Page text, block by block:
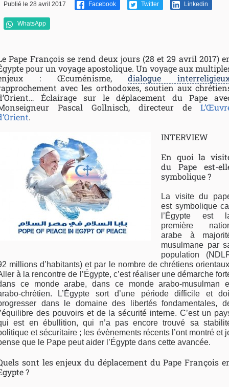
Publié le 28 avril 2017 Facebook Twitter Linkedin
WhatsApp
Pape François se rend deux jours (28 et 29 avril 2017)
pour un voyage apostolique. Un voyage aux
: Œcuménisme,dialogue
avec les orthodoxes, soutien aux
Éclairage sur le déplacement du Pape
Pascal Gollnisch, directeur de
.
INTERVIEW
En quoi la
du Pape est-
symbolique ?
La visite du
est symbolique
l’Égypte est
première
arabe à
musulmane par
population
millions d’habitants) et par le nombre de chrétiens
à la rencontre de l’Égypte, c’est réaliser une démarche
ce monde arabe, dans ce monde arabo-musulman
chrétien. L’Égypte sort d’une période difficile et
dans le domaine des libertés fondamentales,
des pouvoirs et de la sécurité interne. C’est un
est en ébullition, qui n’a pas encore trouvé sa
et sécuritaire ; les évènements récents l’ont montré et
que le Pape peut aider l’Égypte dans cette avancée.
sont les enjeux du déplacement du Pape François
?